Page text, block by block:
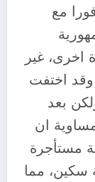
مع
اخرى، غير
وقد اختفت
بعد
ان
مستأجرة
مطعونة بـ17 طعنة سكين، مما